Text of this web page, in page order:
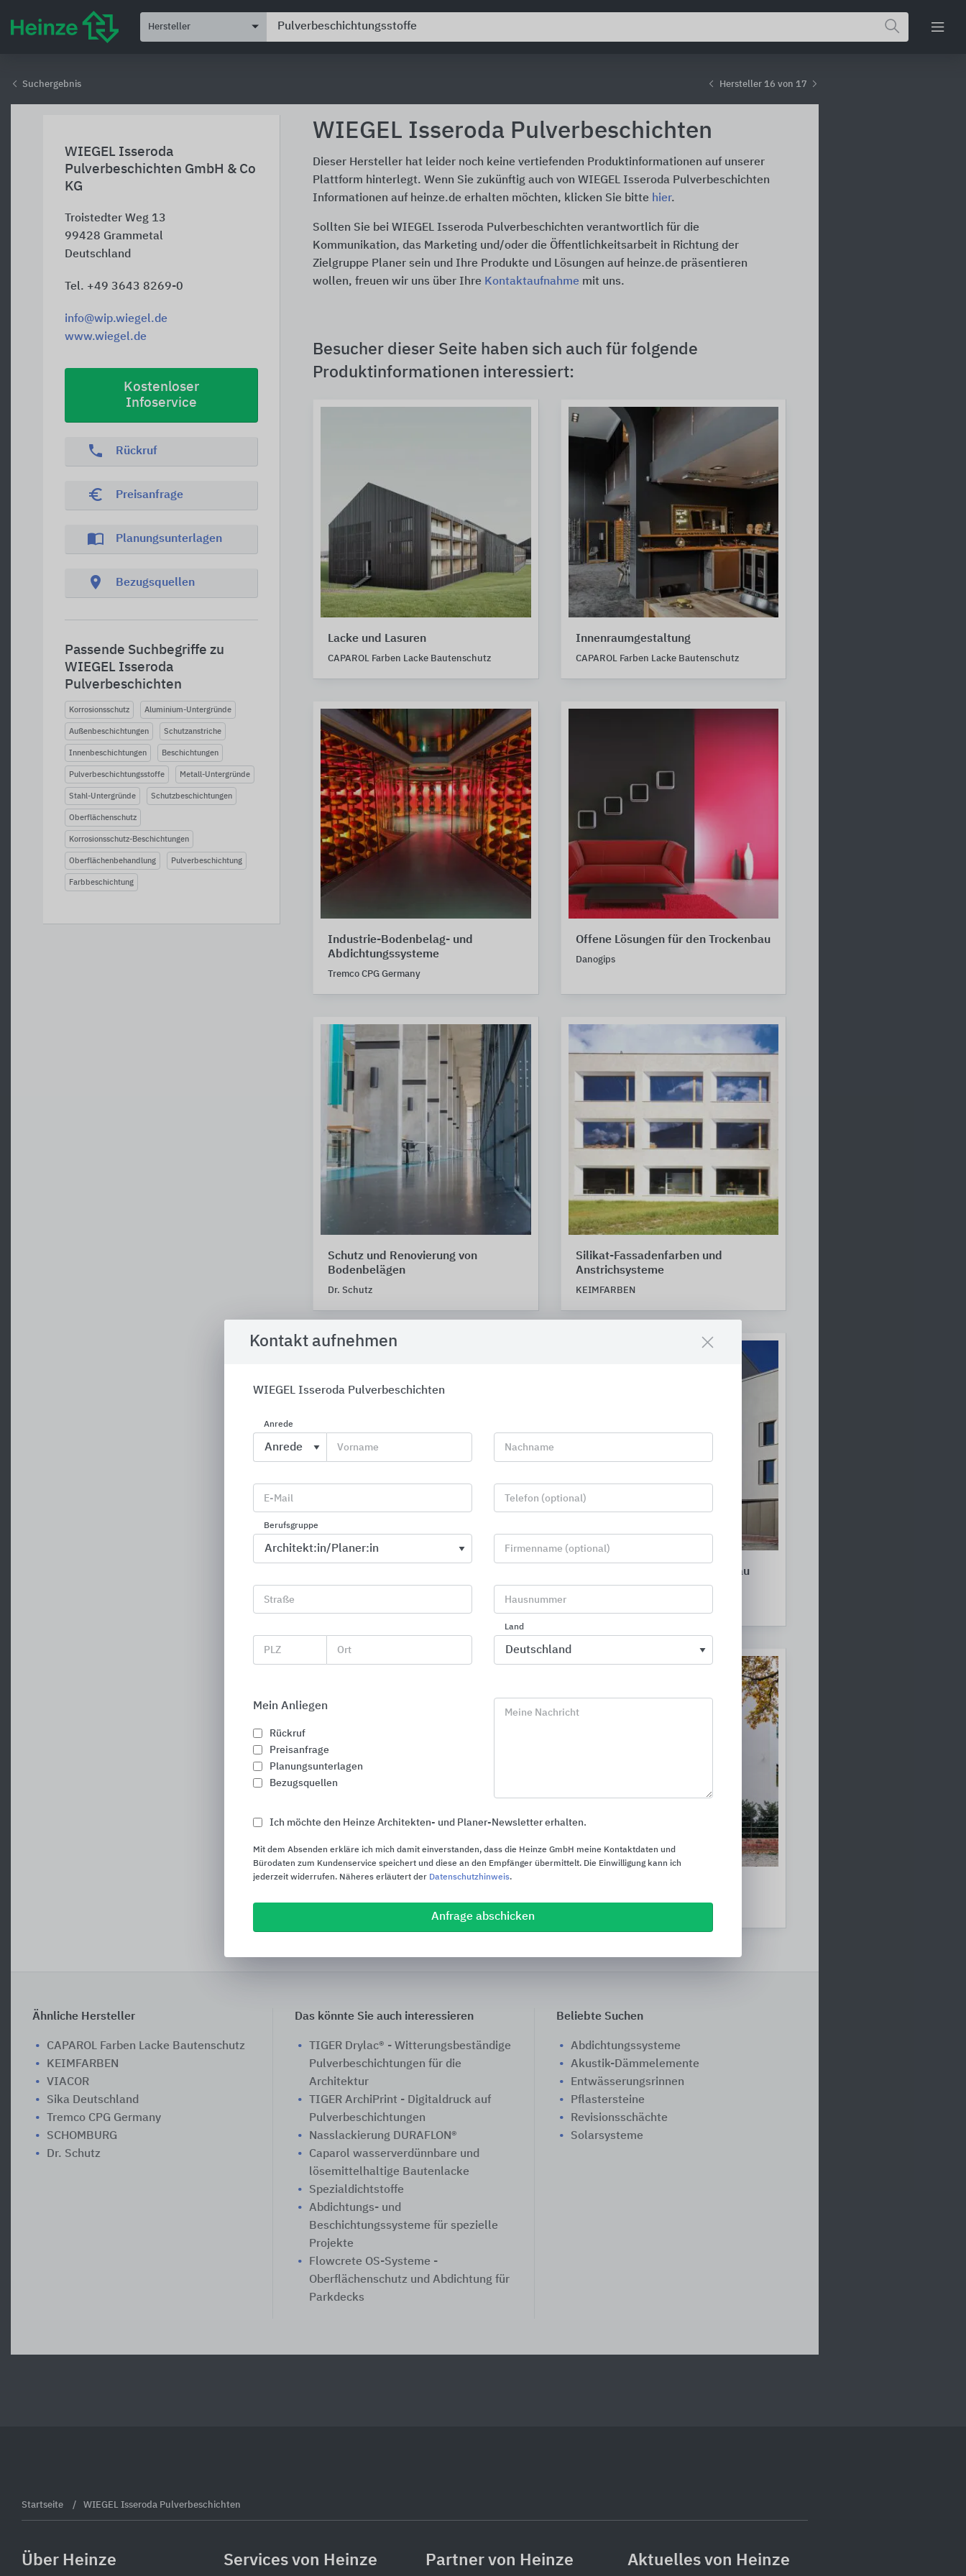
Hersteller
Suchergebnis Hersteller 16 von 17
WIEGEL Isseroda
Pulverbeschichten GmbH & Co
KG
Troistedter Weg 13
99428 Grammetal
Deutschland
Tel. +49 3643 8269-0
info@wip.wiegel.de
www.wiegel.de
Kostenloser
Infoservice
phone Rückruf
euro_symbol Preisanfrage
import_contacts Planungsunterlagen
location_on Bezugsquellen
Passende Suchbegriffe zu
WIEGEL Isseroda
Pulverbeschichten
Korrosionsschutz Aluminium-Untergründe
Außenbeschichtungen Schutzanstriche
Innenbeschichtungen Beschichtungen
Pulverbeschichtungsstoffe Metall-Untergründe
Stahl-Untergründe Schutzbeschichtungen
Oberflächenschutz
Korrosionsschutz-Beschichtungen
Oberflächenbehandlung Pulverbeschichtung
Farbbeschichtung
WIEGEL Isseroda Pulverbeschichten
Dieser Hersteller hat leider noch keine vertiefenden Produktinformationen auf unserer
Plattform hinterlegt. Wenn Sie zukünftig auch von WIEGEL Isseroda Pulverbeschichten
Informationen auf heinze.de erhalten möchten, klicken Sie bitte hier.
Sollten Sie bei WIEGEL Isseroda Pulverbeschichten verantwortlich für die
Kommunikation, das Marketing und/oder die Öffentlichkeitsarbeit in Richtung der
Zielgruppe Planer sein und Ihre Produkte und Lösungen auf heinze.de präsentieren
wollen, freuen wir uns über Ihre Kontaktaufnahme mit uns.
Besucher dieser Seite haben sich auch für folgende
Produktinformationen interessiert:
Lacke und Lasuren
CAPAROL Farben Lacke Bautenschutz
Innenraumgestaltung
CAPAROL Farben Lacke Bautenschutz
Industrie-Bodenbelag- und
Abdichtungssysteme
Tremco CPG Germany
Offene Lösungen für den Trockenbau
Danogips
Schutz und Renovierung von
Bodenbelägen
Dr. Schutz
Silikat-Fassadenfarben und
Anstrichsysteme
KEIMFARBEN
Fassadendämmung
HASIT Lösungen für den Neubau
CAPAROL Farben Lacke Bautenschutz
Ähnliche Hersteller
CAPAROL Farben Lacke Bautenschutz
KEIMFARBEN
VIACOR
Sika Deutschland
Tremco CPG Germany
SCHOMBURG
Dr. Schutz
Das könnte Sie auch interessieren
TIGER Drylac® - Witterungsbeständige
Pulverbeschichtungen für die
Architektur
TIGER ArchiPrint - Digitaldruck auf
Pulverbeschichtungen
Nasslackierung DURAFLON®
Caparol ​wasserverdünnbare und
lösemittelhaltige Bautenlacke
Spezialdichtstoffe
Abdichtungs- und
Beschichtungssysteme für spezielle
Projekte
Flowcrete OS-Systeme -
Oberflächenschutz und Abdichtung für
Parkdecks
Beliebte Suchen
Abdichtungssysteme
Akustik-Dämmelemente
Entwässerungsrinnen
Pflastersteine
Revisionsschächte
Solarsysteme
Kontakt aufnehmen
WIEGEL Isseroda Pulverbeschichten
Anrede
Vorname Nachname
E-Mail Telefon (optional)
Berufsgruppe
Firmenname (optional)
Straße Hausnummer
PLZ Ort
Land
Mein Anliegen
Rückruf
Preisanfrage
Planungsunterlagen
Bezugsquellen
Meine Nachricht
Ich möchte den Heinze Architekten- und Planer-Newsletter erhalten.
Mit dem Absenden erkläre ich mich damit einverstanden, dass die Heinze GmbH meine Kontaktdaten und
Bürodaten zum Kundenservice speichert und diese an den Empfänger übermittelt. Die Einwilligung kann ich
jederzeit widerrufen. Näheres erläutert der Datenschutzhinweis.
Anfrage abschicken
Startseite WIEGEL Isseroda Pulverbeschichten
Über Heinze Services von Heinze Partner von Heinze Aktuelles von Heinze